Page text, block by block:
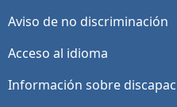
Aviso de no discriminación
Acceso al idioma
Información sobre